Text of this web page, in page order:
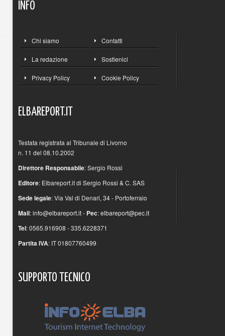
INFO
Chi siamo Contatti
La redazione Sostienici
Privacy Policy Cookie Policy
ELBAREPORT.IT
Testata registrata al Tribunale di Livorno
n. 11 del 08.10.2002
Direttore Responsabile: Sergio Rossi
Editore: Elbareport.it di Sergio Rossi & C. SAS
Sede legale: Via Val di Denari, 34 - Portoferraio
Mail:info@elbareport.it- Pec:elbareport@pec.it
Tel: 0565.916908 - 335.6228371
Partita IVA: IT 01807760499
SUPPORTO TECNICO